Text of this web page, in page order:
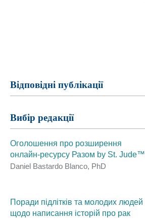
Відповідні публікації
Вибір редакції
Оголошення про розширення
онлайн‑ресурсу Разом by St. Jude™
Daniel Bastardo Blanco, PhD
Поради підлітків та молодих людей
щодо написання історій про рак